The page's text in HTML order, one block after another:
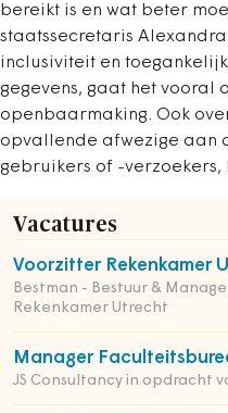
bereikt is en wat beter
staatssecretaris
inclusiviteit en
gegevens, gaat het vooral
openbaarmaking. Ook
opvallende afwezige aan
gebruikers of -
Vacatures
Voorzitter Rekenkamer
Bestman - Bestuur &
Rekenkamer Utrecht
Manager
JS Consultancy in opdracht